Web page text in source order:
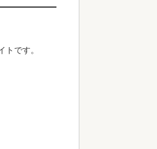
トです。